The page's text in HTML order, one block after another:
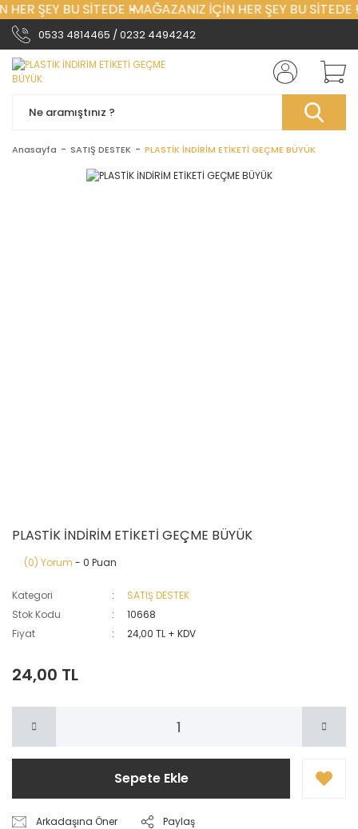
ŞEY BU SİTEDE !MAĞAZANIZ İÇİN HER ŞEY BU SİTEDE !
0533 4814465 / 0232 4494242
Anasayfa SATIŞ DESTEK PLASTİK İNDİRİM ETİKETİ GEÇME BÜYÜK
PLASTİK İNDİRİM ETİKETİ GEÇME BÜYÜK
(0) Yorum - 0 Puan
Kategori
SATIŞ DESTEK
Stok Kodu
10668
Fiyat
24,00 TL + KDV
24,00 TL
Sepete Ekle
Arkadaşına Öner Paylaş